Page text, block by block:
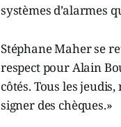
systèmes d’alarmes
Stéphane Maher se
respect pour Alain
côtés. Tous les
signer des chèques.»